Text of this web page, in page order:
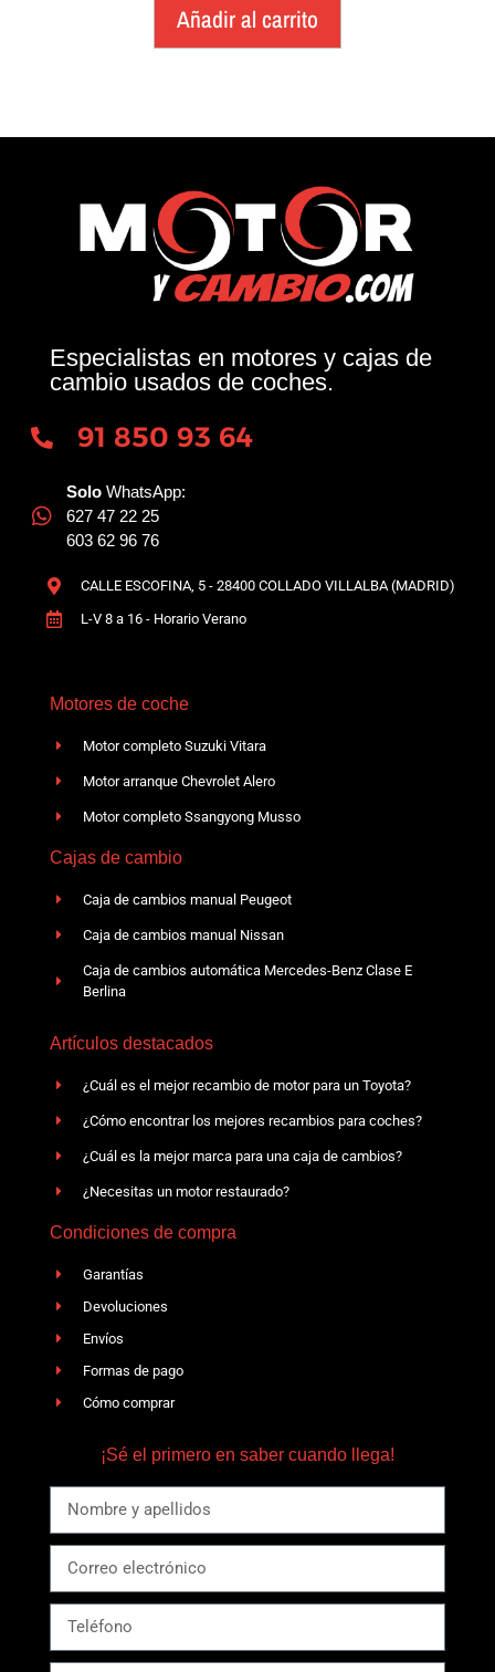
Añadir al carrito
Especialistas en motores y cajas de
cambio usados de coches.
91 850 93 64
Solo WhatsApp:
627 47 22 25
603 62 96 76
CALLE ESCOFINA, 5 - 28400 COLLADO VILLALBA (MADRID)
L-V 8 a 16 - Horario Verano
Motores de coche
Motor completo Suzuki Vitara
Motor arranque Chevrolet Alero
Motor completo Ssangyong Musso
Cajas de cambio
Caja de cambios manual Peugeot
Caja de cambios manual Nissan
Caja de cambios automática Mercedes-Benz Clase E
Berlina
Artículos destacados
¿Cuál es el mejor recambio de motor para un Toyota?
¿Cómo encontrar los mejores recambios para coches?
¿Cuál es la mejor marca para una caja de cambios?
¿Necesitas un motor restaurado?
Condiciones de compra
Garantías
Devoluciones
Envíos
Formas de pago
Cómo comprar
¡Sé el primero en saber cuando llega!